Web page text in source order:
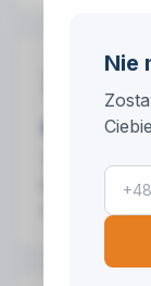
Partnerstwo
Traktujemy
biznesowych.
od projektu do
Nie